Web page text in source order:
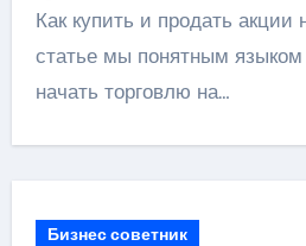
Как купить и продать акции на бирже? В данной
статье мы понятным языком
начать торговлю на…
Бизнес советник